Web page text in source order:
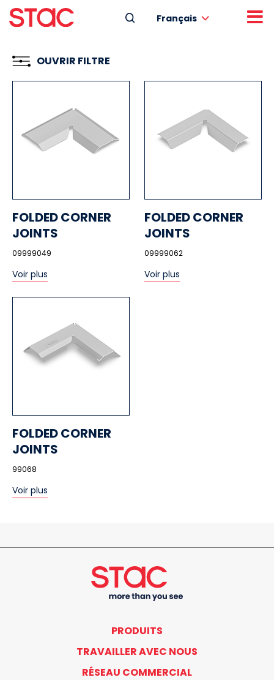
Français
OUVRIR FILTRE
FOLDED CORNER
JOINTS
09999049
Voir plus
FOLDED CORNER
JOINTS
09999062
Voir plus
FOLDED CORNER
JOINTS
99068
Voir plus
PRODUITS
TRAVAILLER AVEC NOUS
RÉSEAU COMMERCIAL